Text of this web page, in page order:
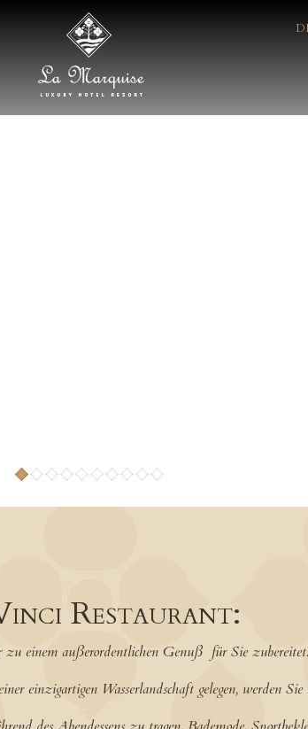
Restaurant:
zu einem außerordentlichen Genuß für Sie zubereitet.
einzigartigen Wasserlandschaft gelegen, werden Sie